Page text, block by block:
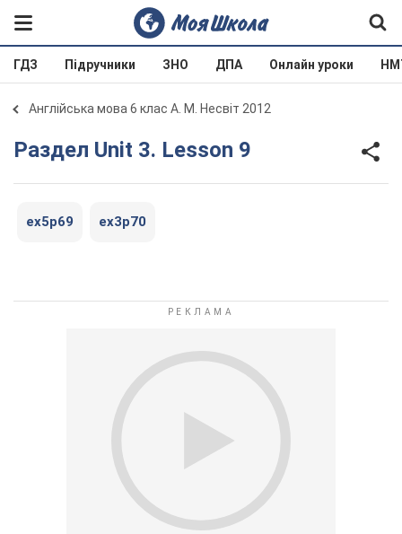
ГДЗ Підручники ЗНО ДПА Онлайн уроки
Англійська мова 6 клас А. М. Несвіт 2012
Раздел Unit 3. Lesson 9
ex5p69 ex3p70